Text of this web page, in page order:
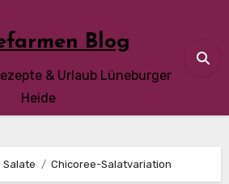
Blog
& Urlaub Lüneburger
Heide
Salate Chicoree-Salatvariation